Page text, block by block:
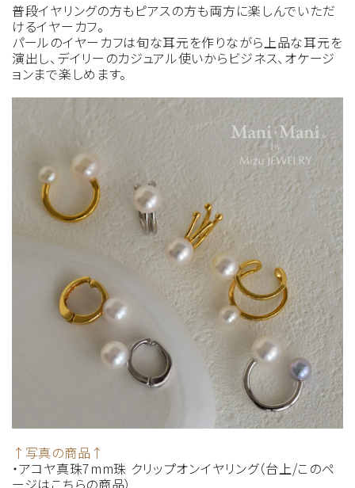
普段イヤリングの方もピアスの方も両方に楽しんでいただ
けるイヤーカフ。
パールのイヤーカフは旬な耳元を作りながら上品な耳元を
演出し、デイリーのカジュアル使いからビジネス、オケージ
ョンまで楽しめます。
↑写真の商品↑
・アコヤ真珠7mm珠 クリップオンイヤリング（台上/このペ
ージはこちらの商品）